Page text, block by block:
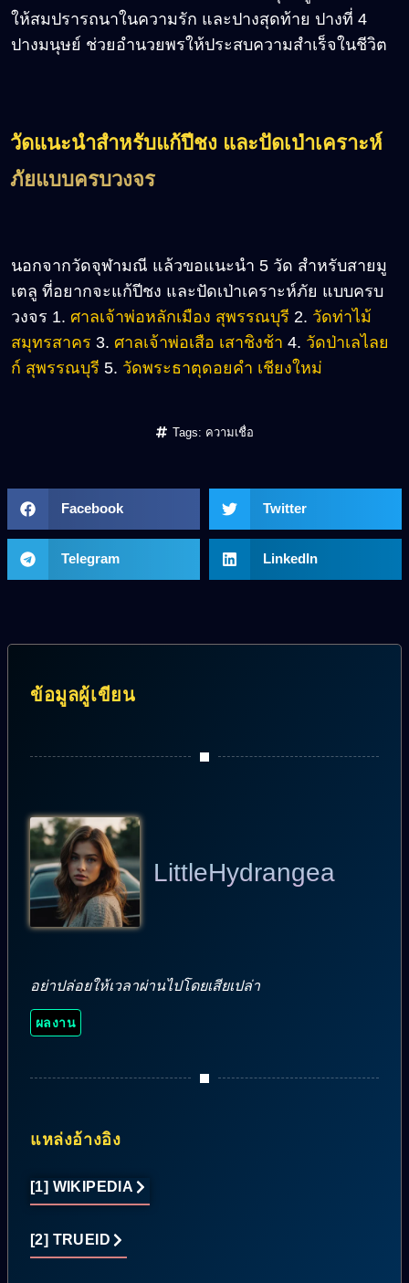
ให้สมปรารถนาในความรัก และปางสุดท้าย ปางที่ 4
ปางมนุษย์ ช่วยอำนวยพรให้ประสบความสำเร็จในชีวิต
วัดแนะนำสำหรับแก้ปีชง และปัดเป่าเคราะห์
ภัยแบบครบวงจร
นอกจากวัดจุฬามณี แล้วขอแนะนำ 5 วัด สำหรับสายมู
เตลู ที่อยากจะแก้ปีชง และปัดเป่าเคราะห์ภัย แบบครบ
วงจร 1. ศาลเจ้าพ่อหลักเมือง สุพรรณบุรี 2. วัดท่าไม้
สมุทรสาคร 3. ศาลเจ้าพ่อเสือ เสาชิงช้า 4. วัดป่าเลไลย
ก์ สุพรรณบุรี 5. วัดพระธาตุดอยคำ เชียงใหม่
Tags: ความเชื่อ
Facebook Twitter
Telegram LinkedIn
ข้อมูลผู้เขียน
LittleHydrangea
อย่าปล่อยให้เวลาผ่านไปโดยเสียเปล่า
ผลงาน
แหล่งอ้างอิง
[1] WIKIPEDIA
[2] TRUEID